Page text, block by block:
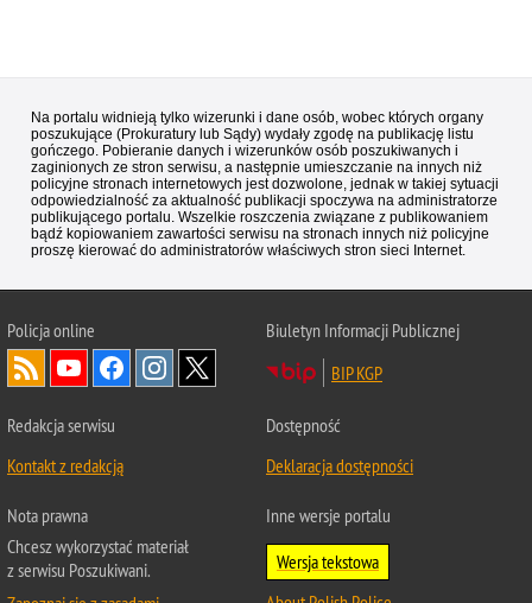
Na portalu widnieją tylko wizerunki i dane osób, wobec których organy
poszukujące (Prokuratury lub Sądy) wydały zgodę na publikację listu
gończego. Pobieranie danych i wizerunków osób poszukiwanych i
zaginionych ze stron serwisu, a następnie umieszczanie na innych niż
policyjne stronach internetowych jest dozwolone, jednak w takiej sytuacji
odpowiedzialność za aktualność publikacji spoczywa na administratorze
publikującego portalu. Wszelkie roszczenia związane z publikowaniem
bądź kopiowaniem zawartości serwisu na stronach innych niż policyjne
proszę kierować do administratorów właściwych stron sieci Internet.
Policjaonline
Biuletyn Informacji Publicznej
BIP KGP
Redakcja serwisu
Kontakt z redakcją
Dostępność
Deklaracja dostępności
Nota prawna
Chcesz wykorzystać materiał
z serwisu Poszukiwani.
Inne wersje portalu
Wersja tekstowa